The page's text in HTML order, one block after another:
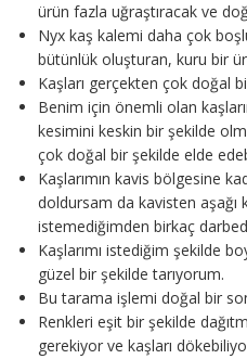
ürün fazla uğraştıracak ve
Nyx kaş kalemi daha çok
bütünlük oluşturan, kuru bir
Kaşları gerçekten çok doğal
Benim için önemli olan
kesimini keskin bir şekilde
çok doğal bir şekilde elde
Kaşlarımın kavis bölgesine
doldursam da kavisten aşağı
istemediğimden birkaç
Kaşlarımı istediğim şekilde
güzel bir şekilde tarıyorum.
Bu tarama işlemi doğal bir
Renkleri eşit bir şekilde
gerekiyor ve kaşları